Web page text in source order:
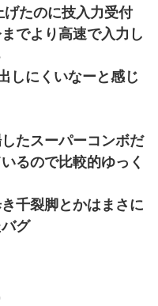
たのに技入力受付
でより高速で入力し
しにくいなーと感じ
たスーパーコンボだ
るので比較的ゆっく
千裂脚とかはまさに
グ